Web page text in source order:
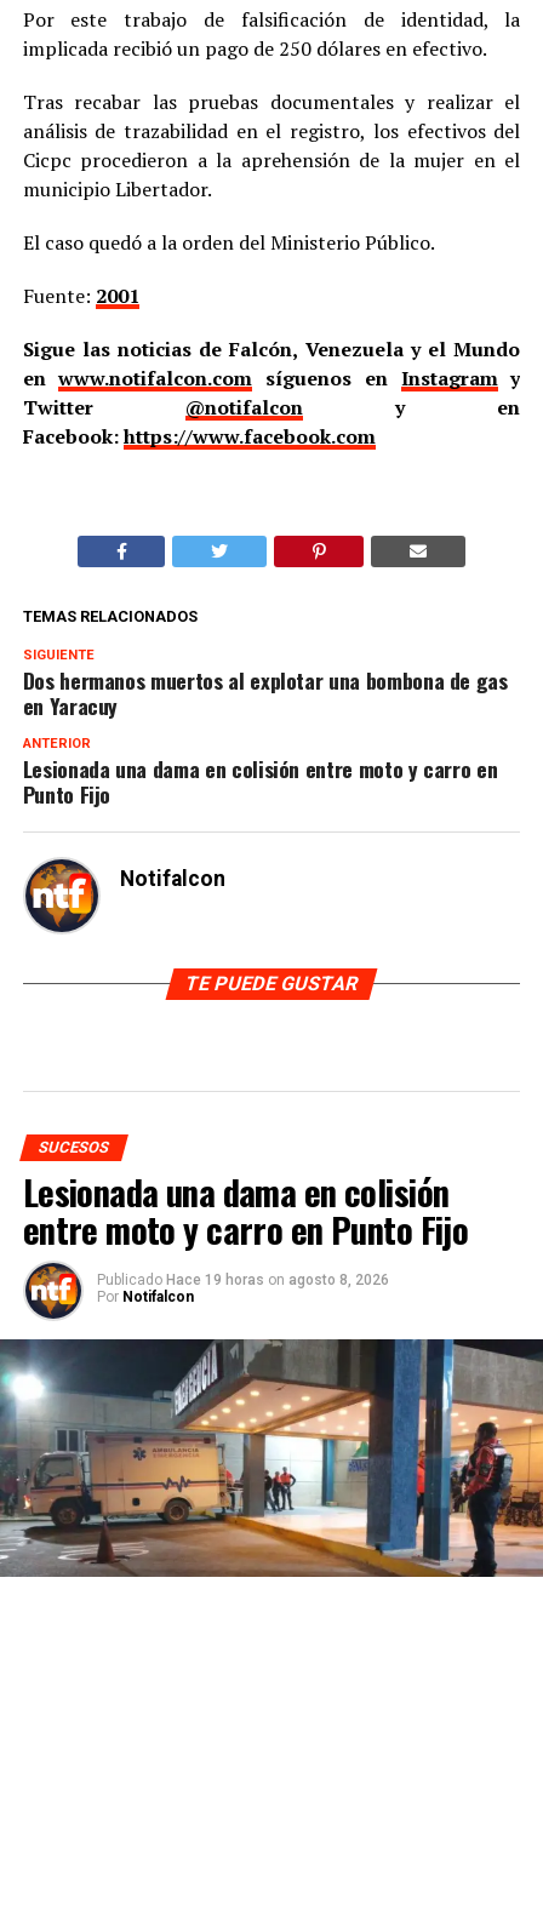
Por este trabajo de falsificación de identidad, la
implicada recibió un pago de 250 dólares en efectivo.
Tras recabar las pruebas documentales y realizar el
análisis de trazabilidad en el registro, los efectivos del
Cicpc procedieron a la aprehensión de la mujer en el
municipio Libertador.
El caso quedó a la orden del Ministerio Público.
Fuente: 2001
Sigue las noticias de Falcón, Venezuela y el Mundo
enwww.notifalcon.com síguenos en Instagramy
Twitter @notifalcony en
Facebook:https://www.facebook.com
TEMAS RELACIONADOS
SIGUIENTE
Dos hermanos muertos al explotar una bombona de gas
en Yaracuy
ANTERIOR
Lesionada una dama en colisión entre moto y carro en
Punto Fijo
Notifalcon
TE PUEDE GUSTAR
SUCESOS
Lesionada una dama en colisión
entre moto y carro en Punto Fijo
Publicado Hace 19 horas on agosto 8, 2026
Por Notifalcon